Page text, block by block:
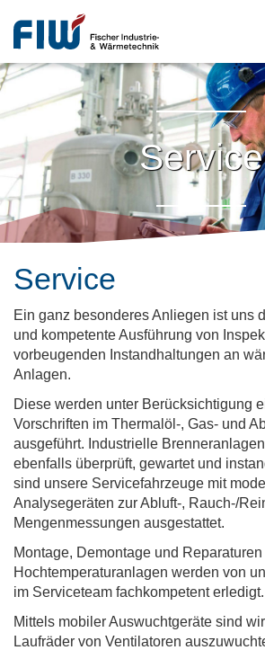
Service
Service
Ein ganz besonderes Anliegen ist uns
und kompetente Ausführung von
vorbeugenden Instandhaltungen an
Anlagen.
Diese werden unter Berücksichtigung
Vorschriften im Thermalöl-, Gas- und
ausgeführt. Industrielle
ebenfalls überprüft, gewartet und
sind unsere Servicefahrzeuge mit
Analysegeräten zur Abluft-, Rauch-/
Mengenmessungen ausgestattet.
Montage, Demontage und Reparaturen
Hochtemperaturanlagen werden von
im Serviceteam fachkompetent erledigt.
Mittels mobiler Auswuchtgeräte sind
Laufräder von Ventilatoren